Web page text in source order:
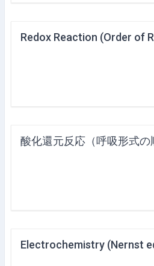
Redox Reaction (Order of
酸化還元反応（呼吸形式の
Electrochemistry (Nernst